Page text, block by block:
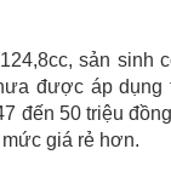
sản sinh
được áp dụng
đến 50 triệu
giá rẻ hơn.